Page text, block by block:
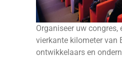
Organiseer uw
vierkante kilometer van
ontwikkelaars en